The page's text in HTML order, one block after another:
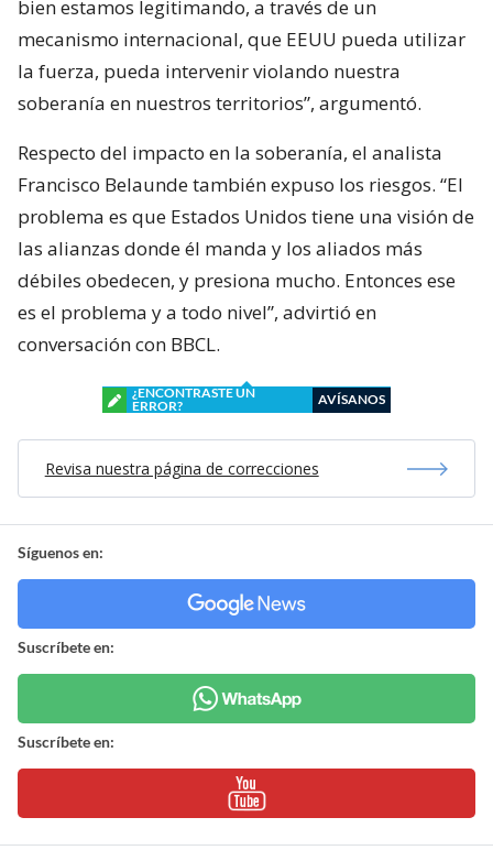
bien estamos legitimando, a través de un
mecanismo internacional, que EEUU pueda utilizar
la fuerza, pueda intervenir violando nuestra
soberanía en nuestros territorios”, argumentó.
Respecto del impacto en la soberanía, el analista
Francisco Belaunde también expuso los riesgos. “El
problema es que Estados Unidos tiene una visión de
las alianzas donde él manda y los aliados más
débiles obedecen, y presiona mucho. Entonces ese
es el problema y a todo nivel”, advirtió en
conversación con BBCL.
¿ENCONTRASTE UN
ERROR?
AVÍSANOS
Revisa nuestra página de correcciones
Síguenos en:
Suscríbete en:
Suscríbete en: